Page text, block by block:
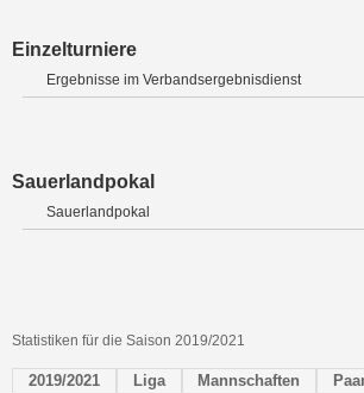
Einzelturniere
Ergebnisse im Verbandsergebnisdienst
Sauerlandpokal
Sauerlandpokal
Statistiken für die Saison 2019/2021
2019/2021 Liga Mannschaften